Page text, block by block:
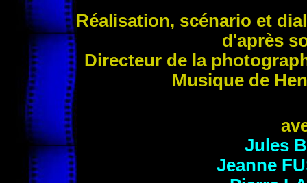
Réalisation, scénario et
d'après
Directeur de la
Musique de
Jules
Jeanne